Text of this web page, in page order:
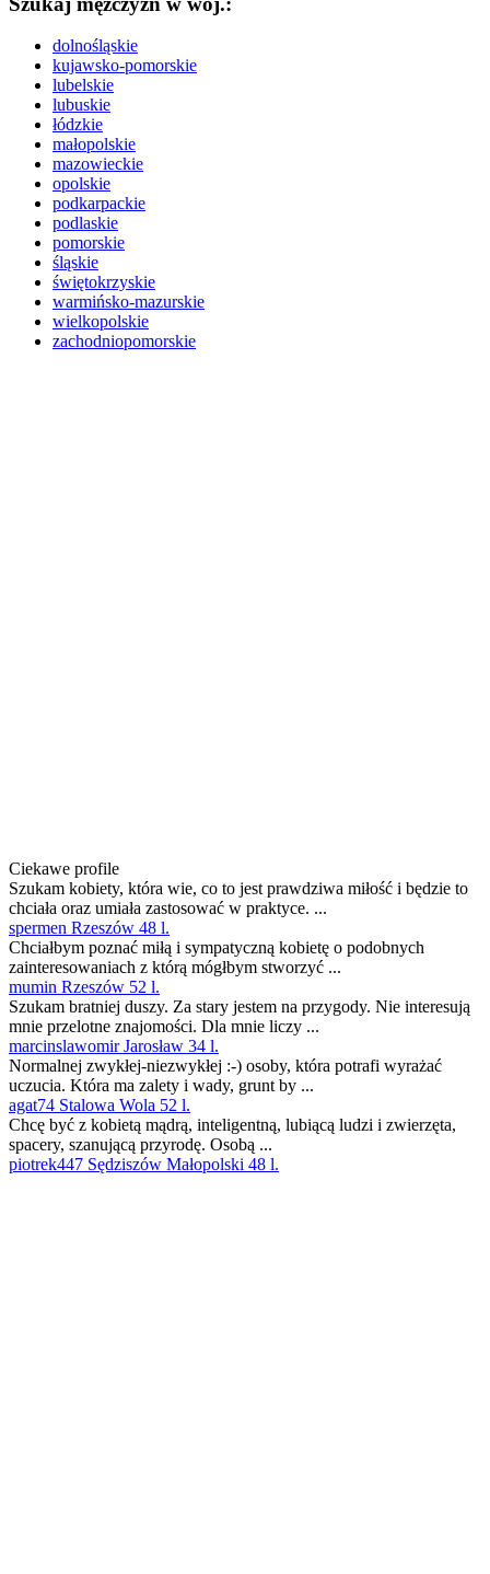
dolnośląskie
kujawsko-pomorskie
lubelskie
lubuskie
łódzkie
małopolskie
mazowieckie
opolskie
podkarpackie
podlaskie
pomorskie
śląskie
świętokrzyskie
warmińsko-mazurskie
wielkopolskie
zachodniopomorskie
Ciekawe profile
Szukam kobiety, która wie, co to jest prawdziwa miłość i będzie to
chciała oraz umiała zastosować w praktyce. ...
spermen Rzeszów 48 l.
Chciałbym poznać miłą i sympatyczną kobietę o podobnych
zainteresowaniach z którą mógłbym stworzyć ...
mumin Rzeszów 52 l.
Szukam bratniej duszy. Za stary jestem na przygody. Nie interesują
mnie przelotne znajomości. Dla mnie liczy ...
marcinslawomir Jarosław 34 l.
Normalnej zwykłej-niezwykłej :-) osoby, która potrafi wyrażać
uczucia. Która ma zalety i wady, grunt by ...
agat74 Stalowa Wola 52 l.
Chcę być z kobietą mądrą, inteligentną, lubiącą ludzi i zwierzęta,
spacery, szanującą przyrodę. Osobą ...
piotrek447 Sędziszów Małopolski 48 l.